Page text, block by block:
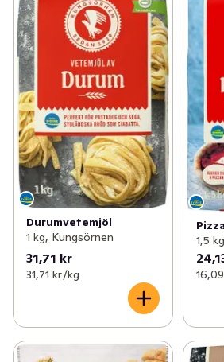
Durumvetemjöl
1 kg, Kungsörnen
31,71 kr
31,71 kr /kg
1,5